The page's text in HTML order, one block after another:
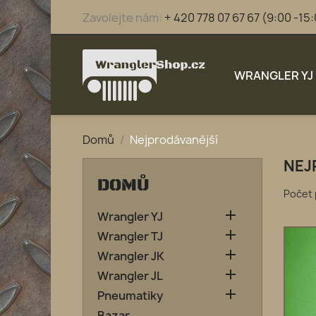
Zavolejte nám: + 420 778 07 67 67 (9:00 -
WRANGLER YJ
Domů Nejprodávanější
DOMŮ
Wrangler YJ 
Wrangler TJ 
Wrangler JK 
Wrangler JL 
Pneumatiky 
Počet